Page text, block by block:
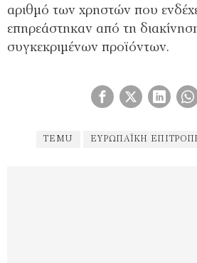
αριθμό των χρηστών που
επηρεάστηκαν από τη
συγκεκριμένων προϊόντων.
TEMU ΕΥΡΩΠΑΪΚΉ